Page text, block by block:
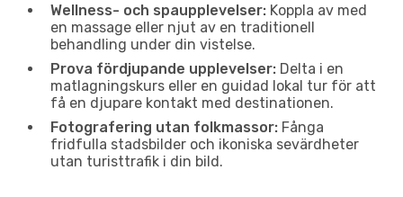
Wellness- och spaupplevelser: Koppla av med
en massage eller njut av en traditionell
behandling under din vistelse.
Prova fördjupande upplevelser: Delta i en
matlagningskurs eller en guidad lokal tur för att
få en djupare kontakt med destinationen.
Fotografering utan folkmassor: Fånga
fridfulla stadsbilder och ikoniska sevärdheter
utan turisttrafik i din bild.